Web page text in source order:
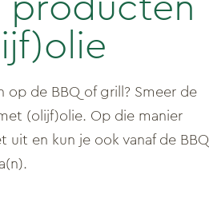
producten
op de BBQ of grill? Smeer de
(olijf)olie. Op die manier
en kun je ook vanaf de BBQ